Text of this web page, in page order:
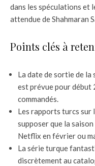
dans les spéculations et
attendue de Shahmaran
Points clés à
La date de sortie de la
est prévue pour début
commandés.
Les rapports turcs sur
supposer que la
Netflix en février ou
La série turque
discrètement au